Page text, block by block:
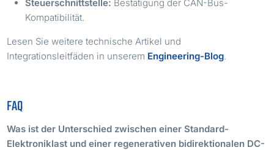
Steuerschnittstelle: Bestätigung der CAN-Bus-
Kompatibilität.
Lesen Sie weitere technische Artikel und
Integrationsleitfäden in unserem Engineering-Blog.
FAQ
Was ist der Unterschied zwischen einer Standard-
Elektroniklast und einer regenerativen bidirektionalen DC-